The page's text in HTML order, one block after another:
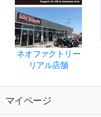
ネオファクトリー
リアル店舗
マイページ